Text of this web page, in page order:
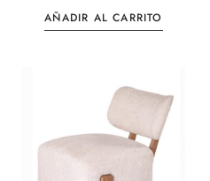
AÑADIR AL CARRITO